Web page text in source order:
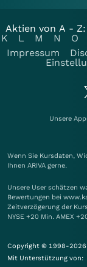
Aktien von A - Z:
K
L M N O
Impressum
Unsere
Wenn Sie Kursdaten,
Ihnen ARIVA gerne.
Unsere User schätzen
Bewertungen bei
Zeitverzögerung der
NYSE +20 Min. AMEX
Copyright © 1998-2026
Mit Unterstützung von: